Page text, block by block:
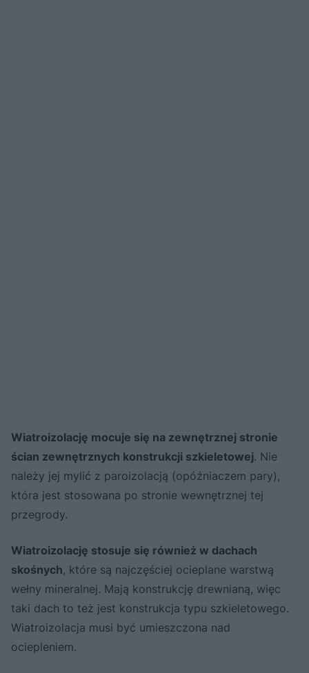
Wiatroizolację mocuje się na zewnętrznej stronie
ścian zewnętrznych konstrukcji szkieletowej. Nie
należy jej mylić z paroizolacją (opóźniaczem pary),
która jest stosowana po stronie wewnętrznej tej
przegrody.
Wiatroizolację stosuje się również w dachach
skośnych, które są najczęściej ocieplane warstwą
wełny mineralnej. Mają konstrukcję drewnianą, więc
taki dach to też jest konstrukcja typu szkieletowego.
Wiatroizolacja musi być umieszczona nad
ociepleniem.